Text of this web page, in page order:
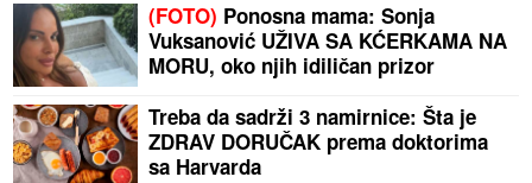
(FOTO) Ponosna mama: Sonja
Vuksanović UŽIVA SA KĆERKAMA NA
MORU, oko njih idiličan prizor
Treba da sadrži 3 namirnice: Šta je
ZDRAV DORUČAK prema doktorima
sa Harvarda